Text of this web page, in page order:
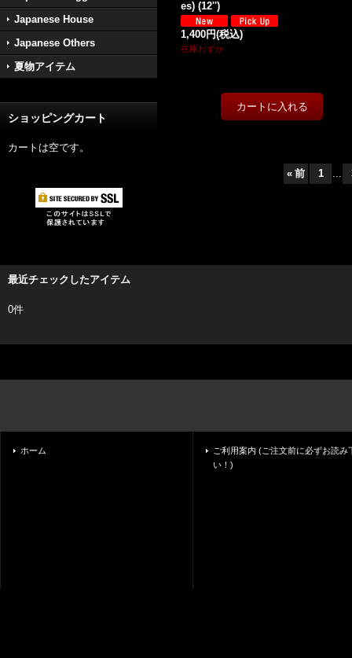
Japanese House
Japanese Others
夏物アイテム
ショッピングカート
カートは空です。
es) (12'')
1,400円(税込)
在庫わずか
« 前 1 ...
最近チェックしたアイテム
0件
ホーム
ご利用案内 (ご注文前に必ずお読み
い！)